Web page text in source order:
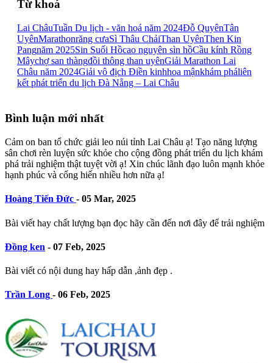
Từ khoá
Lai ChâuTuần Du lịch - văn hoá năm 2024Đỗ QuyênTân
UyênMarathonrăng cưaSì Thâu ChảiThan UyênThen Kin
Pangnăm 2025Sin Suối Hồcao nguyên sìn hồCầu kính Rồng
Mâychợ san thàngđồi thông than uyênGiải Marathon Lai
Châu năm 2024Giải vô địch Điền kinhhoa mậnkhám pháliên
kết phát triển du lịch Đà Nẵng – Lai Châu
Bình luận mới nhất
Cảm on ban tổ chức giải leo núi tỉnh Lai Châu ạ! Tạo năng lượng
sân chơi rèn luyện sức khỏe cho cộng đồng phát triển du lịch khám
phá trải nghiệm thật tuyệt vời ạ! Xin chúc lãnh đạo luôn mạnh khỏe
hạnh phúc và cống hiến nhiều hơn nữa ạ!
Hoàng Tiến Đức - 05 Mar, 2025
Bài viết hay chất lượng bạn đọc hãy cần đến nơi đây để trải nghiệm
Đồng ken - 07 Feb, 2025
Bài viết có nội dung hay hấp dẫn ,ảnh đẹp .
Trần Long - 06 Feb, 2025